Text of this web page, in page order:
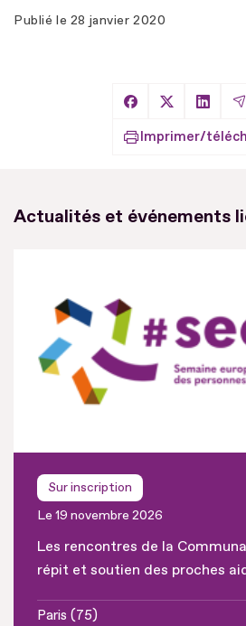
Publié le 28 janvier 2020
Partager sur
Partager
Imprimer/
Actualités et événements
Sur inscription
Le 19 novembre 2026
Les rencontres de la
répit et soutien des proches
Paris (75)